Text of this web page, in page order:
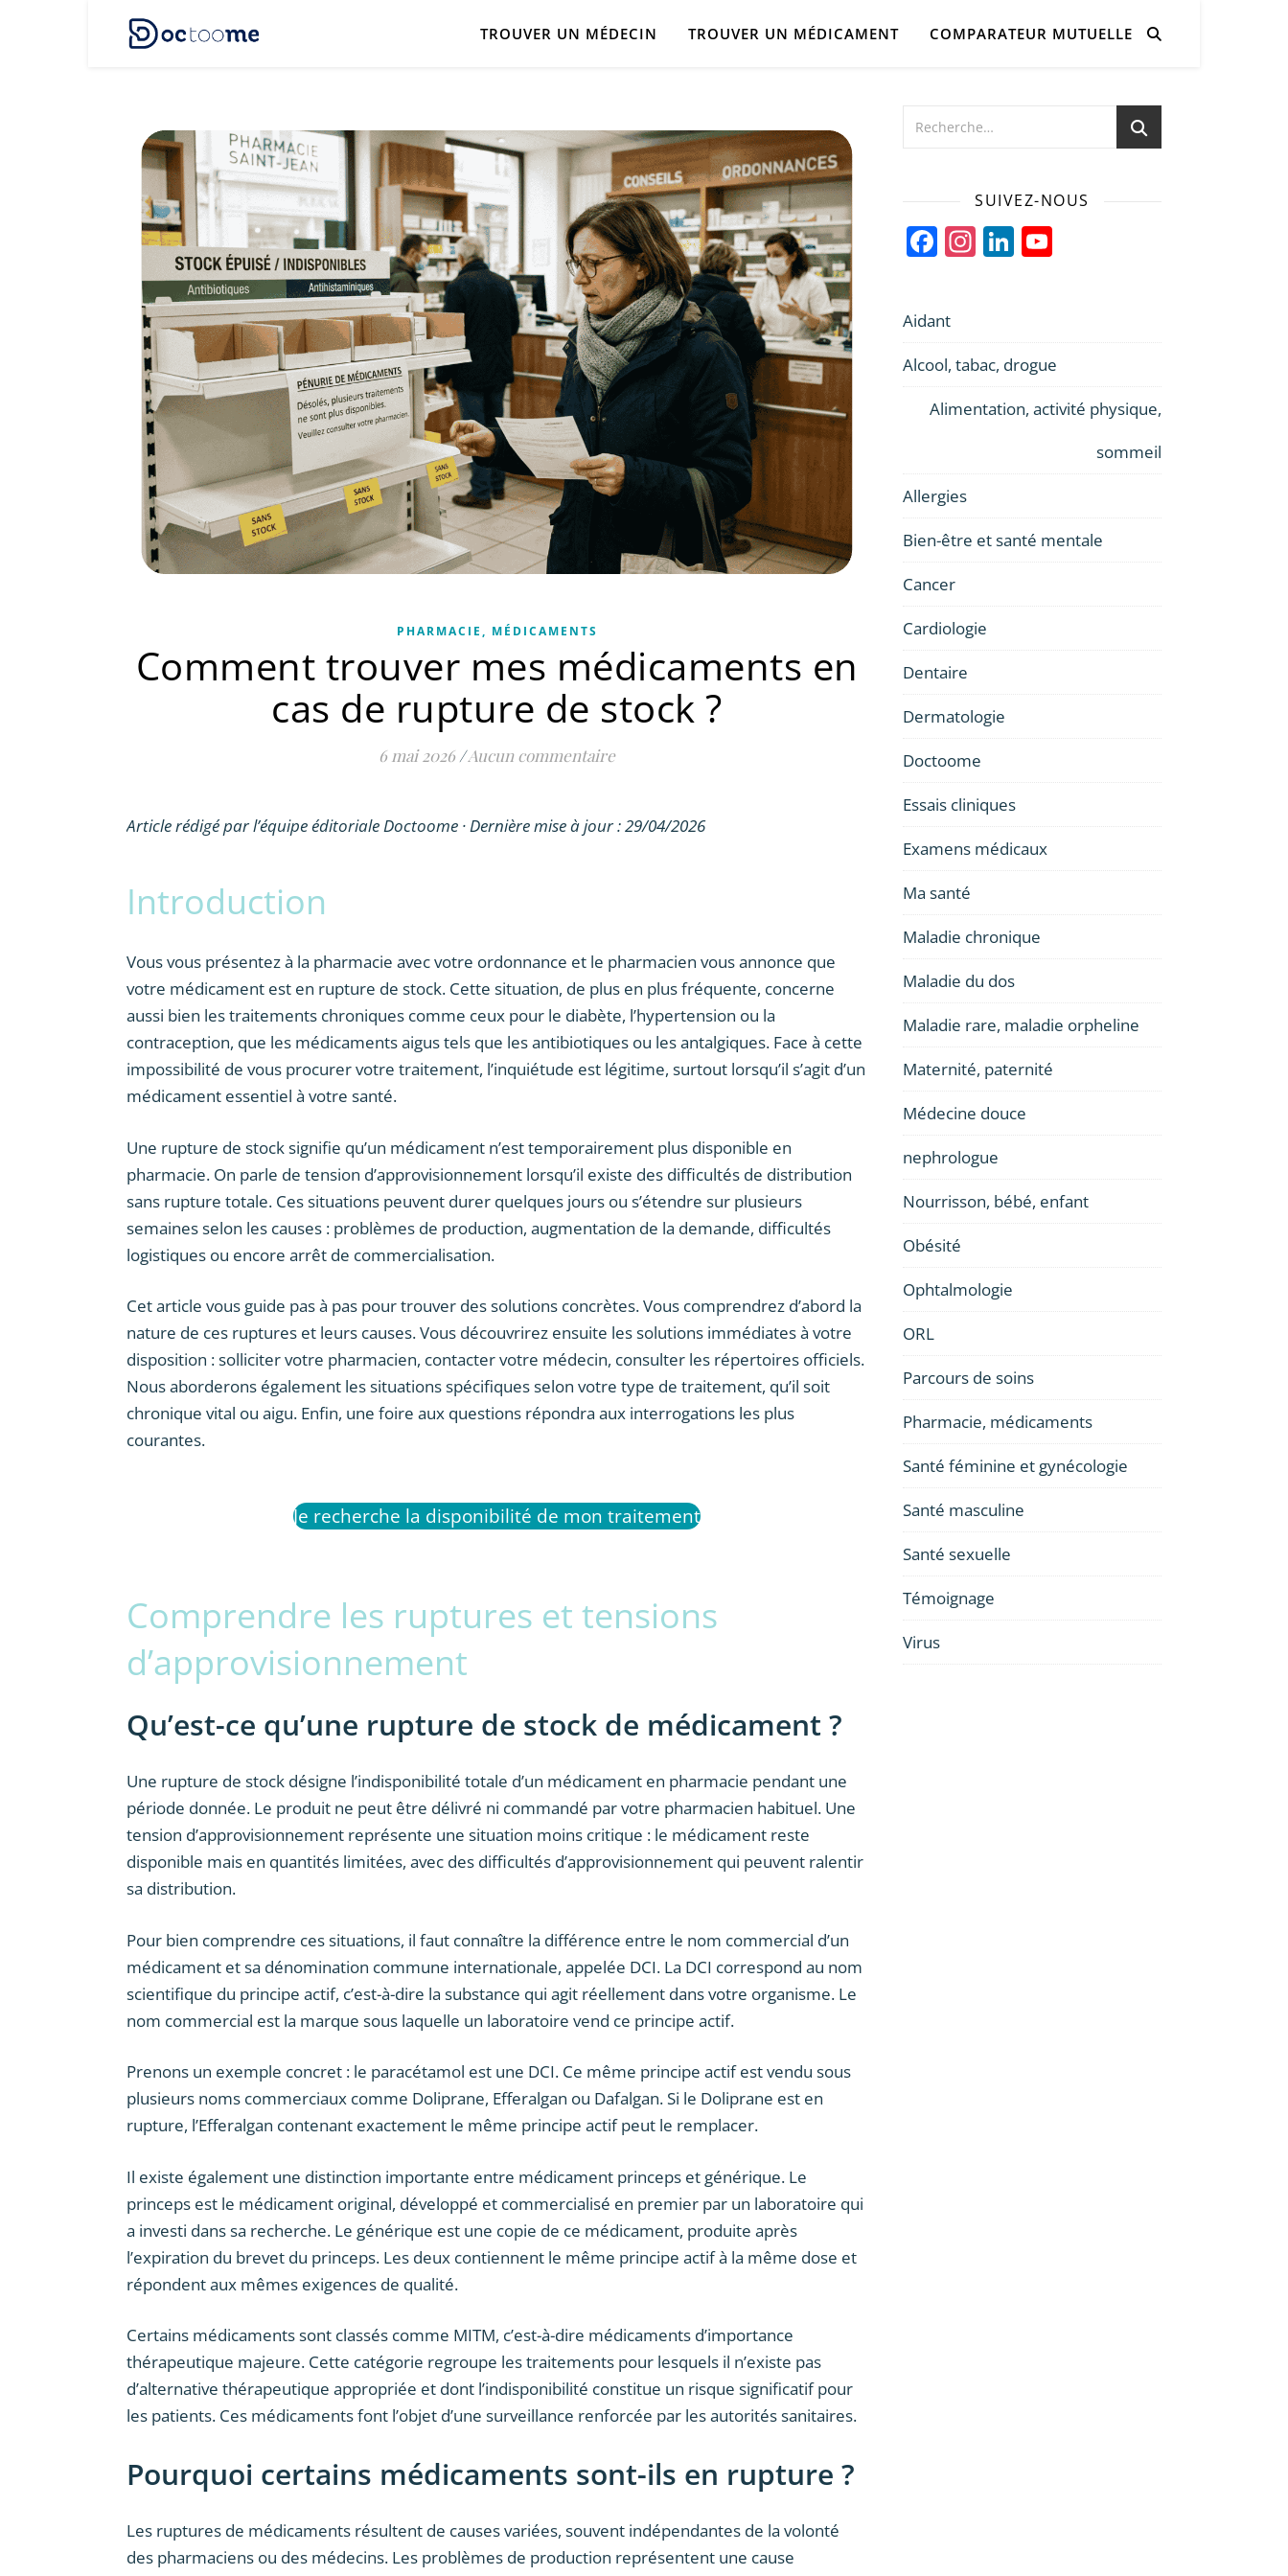
TROUVER UN MÉDECIN TROUVER UN MÉDICAMENT COMPARATEUR MUTUELLE
PHARMACIE, MÉDICAMENTS
Comment trouver mes médicaments en
cas de rupture de stock ?
6 mai 2026 /Aucun commentaire
Article rédigé par l’équipe éditoriale Doctoome · Dernière mise à jour : 29/04/2026
Introduction
Vous vous présentez à la pharmacie avec votre ordonnance et le pharmacien vous annonce que
votre médicament est en rupture de stock. Cette situation, de plus en plus fréquente, concerne
aussi bien les traitements chroniques comme ceux pour le diabète, l’hypertension ou la
contraception, que les médicaments aigus tels que les antibiotiques ou les antalgiques. Face à cette
impossibilité de vous procurer votre traitement, l’inquiétude est légitime, surtout lorsqu’il s’agit d’un
médicament essentiel à votre santé.
Une rupture de stock signifie qu’un médicament n’est temporairement plus disponible en
pharmacie. On parle de tension d’approvisionnement lorsqu’il existe des difficultés de distribution
sans rupture totale. Ces situations peuvent durer quelques jours ou s’étendre sur plusieurs
semaines selon les causes : problèmes de production, augmentation de la demande, difficultés
logistiques ou encore arrêt de commercialisation.
Cet article vous guide pas à pas pour trouver des solutions concrètes. Vous comprendrez d’abord la
nature de ces ruptures et leurs causes. Vous découvrirez ensuite les solutions immédiates à votre
disposition : solliciter votre pharmacien, contacter votre médecin, consulter les répertoires officiels.
Nous aborderons également les situations spécifiques selon votre type de traitement, qu’il soit
chronique vital ou aigu. Enfin, une foire aux questions répondra aux interrogations les plus
courantes.
Je recherche la disponibilité de mon traitement
Comprendre les ruptures et tensions
d’approvisionnement
Qu’est-ce qu’une rupture de stock de médicament ?
Une rupture de stock désigne l’indisponibilité totale d’un médicament en pharmacie pendant une
période donnée. Le produit ne peut être délivré ni commandé par votre pharmacien habituel. Une
tension d’approvisionnement représente une situation moins critique : le médicament reste
disponible mais en quantités limitées, avec des difficultés d’approvisionnement qui peuvent ralentir
sa distribution.
Pour bien comprendre ces situations, il faut connaître la différence entre le nom commercial d’un
médicament et sa dénomination commune internationale, appelée DCI. La DCI correspond au nom
scientifique du principe actif, c’est-à-dire la substance qui agit réellement dans votre organisme. Le
nom commercial est la marque sous laquelle un laboratoire vend ce principe actif.
Prenons un exemple concret : le paracétamol est une DCI. Ce même principe actif est vendu sous
plusieurs noms commerciaux comme Doliprane, Efferalgan ou Dafalgan. Si le Doliprane est en
rupture, l’Efferalgan contenant exactement le même principe actif peut le remplacer.
Il existe également une distinction importante entre médicament princeps et générique. Le
princeps est le médicament original, développé et commercialisé en premier par un laboratoire qui
a investi dans sa recherche. Le générique est une copie de ce médicament, produite après
l’expiration du brevet du princeps. Les deux contiennent le même principe actif à la même dose et
répondent aux mêmes exigences de qualité.
Certains médicaments sont classés comme MITM, c’est-à-dire médicaments d’importance
thérapeutique majeure. Cette catégorie regroupe les traitements pour lesquels il n’existe pas
d’alternative thérapeutique appropriée et dont l’indisponibilité constitue un risque significatif pour
les patients. Ces médicaments font l’objet d’une surveillance renforcée par les autorités sanitaires.
Pourquoi certains médicaments sont-ils en rupture ?
Les ruptures de médicaments résultent de causes variées, souvent indépendantes de la volonté
des pharmaciens ou des médecins. Les problèmes de production représentent une cause
SUIVEZ-NOUS
Facebook
Instagram
LinkedIn
Aidant
Alcool, tabac, drogue
Alimentation, activité physique,
sommeil
Allergies
Bien-être et santé mentale
Cancer
Cardiologie
Dentaire
Dermatologie
Doctoome
Essais cliniques
Examens médicaux
Ma santé
Maladie chronique
Maladie du dos
Maladie rare, maladie orpheline
Maternité, paternité
Médecine douce
nephrologue
Nourrisson, bébé, enfant
Obésité
Ophtalmologie
ORL
Parcours de soins
Pharmacie, médicaments
Santé féminine et gynécologie
Santé masculine
Santé sexuelle
Témoignage
Virus